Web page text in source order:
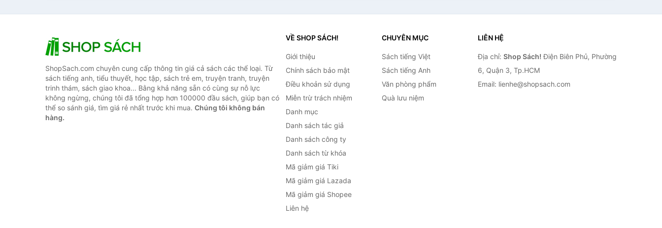
ShopSach.com chuyên cung cấp thông tin giá cả sách các thể loại. Từ
sách tiếng anh, tiểu thuyết, học tập, sách trẻ em, truyện tranh, truyện
trinh thám, sách giao khoa... Bằng khả năng sẵn có cùng sự nỗ lực
không ngừng, chúng tôi đã tổng hợp hơn 100000 đầu sách, giúp bạn có
thể so sánh giá, tìm giá rẻ nhất trước khi mua. Chúng tôi không bán
hàng.
VỀ SHOP SÁCH!
Giới thiệu
Chính sách bảo mật
Điều khoản sử dụng
Miễn trừ trách nhiệm
Danh mục
Danh sách tác giả
Danh sách công ty
Danh sách từ khóa
Mã giảm giá Tiki
Mã giảm giá Lazada
Mã giảm giá Shopee
Liên hệ
CHUYÊN MỤC
Sách tiếng Việt
Sách tiếng Anh
Văn phòng phẩm
Quà lưu niệm
LIÊN HỆ
Địa chỉ: Shop Sách! Điện Biên Phủ, Phường
6, Quận 3, Tp.HCM
Email: lienhe@shopsach.com